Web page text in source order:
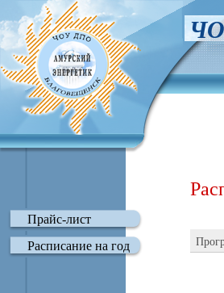
Прайс-лист
Расписание на год